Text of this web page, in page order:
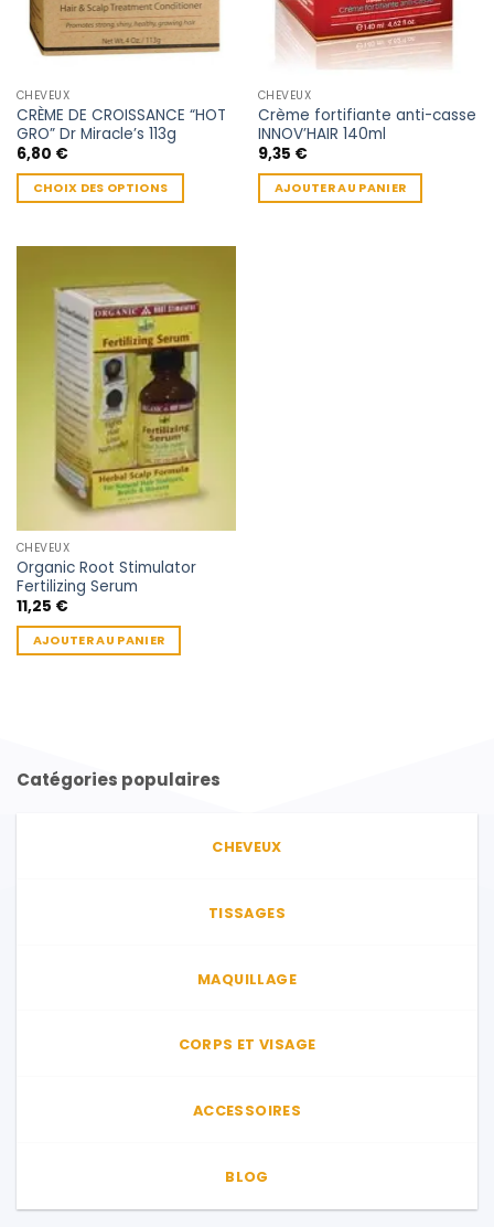
CHEVEUX
CRÈME DE CROISSANCE “HOT
GRO” Dr Miracle’s 113g
6,80 €
CHOIX DES OPTIONS
plusieurs
variations.
options
peuvent
choisies
produit
CHEVEUX
Crème fortifiante anti-casse
INNOV’HAIR 140ml
9,35 €
AJOUTER AU PANIER
CHEVEUX
Organic Root Stimulator
Fertilizing Serum
11,25 €
AJOUTER AU PANIER
Catégories populaires
CHEVEUX
TISSAGES
MAQUILLAGE
CORPS ET VISAGE
ACCESSOIRES
BLOG